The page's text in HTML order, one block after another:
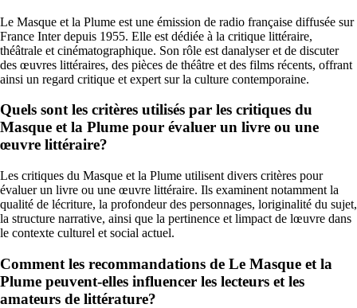
Le Masque et la Plume est une émission de radio française diffusée sur
France Inter depuis 1955. Elle est dédiée à la critique littéraire,
théâtrale et cinématographique. Son rôle est danalyser et de discuter
des œuvres littéraires, des pièces de théâtre et des films récents, offrant
ainsi un regard critique et expert sur la culture contemporaine.
Quels sont les critères utilisés par les critiques du
Masque et la Plume pour évaluer un livre ou une
œuvre littéraire?
Les critiques du Masque et la Plume utilisent divers critères pour
évaluer un livre ou une œuvre littéraire. Ils examinent notamment la
qualité de lécriture, la profondeur des personnages, loriginalité du sujet,
la structure narrative, ainsi que la pertinence et limpact de lœuvre dans
le contexte culturel et social actuel.
Comment les recommandations de Le Masque et la
Plume peuvent-elles influencer les lecteurs et les
amateurs de littérature?